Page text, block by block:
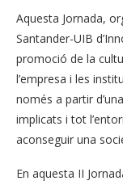
Aquesta Jornada,
Santander-UIB
promoció de la
l’empresa i les
només a partir
implicats i tot
aconseguir una
En aquesta II